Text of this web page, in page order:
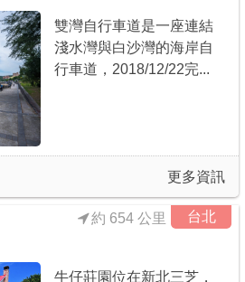
雙灣自行車道是一座連結
淺水灣與白沙灣的海岸自
行車道，2018/12/22完...
更多資訊
台北
約 654 公里
牛仔莊園位在新北三芝，